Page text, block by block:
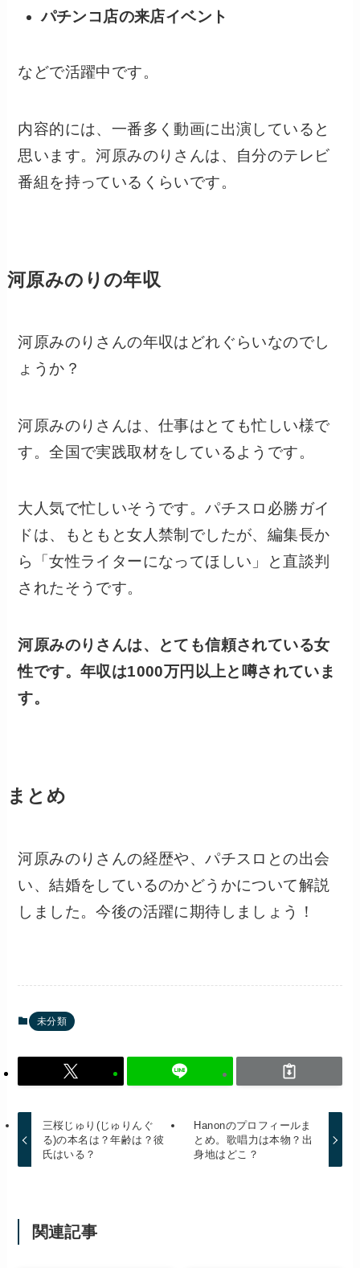
パチンコ店の来店イベント
などで活躍中です。
内容的には、一番多く動画に出演していると
思います。河原みのりさんは、自分のテレビ
番組を持っているくらいです。
河原みのりの年収
河原みのりさんの年収はどれぐらいなのでし
ょうか？
河原みのりさんは、仕事はとても忙しい様で
す。全国で実践取材をしているようです。
大人気で忙しいそうです。パチスロ必勝ガイ
ドは、もともと女人禁制でしたが、編集長か
ら「女性ライターになってほしい」と直談判
されたそうです。
河原みのりさんは、とても信頼されている女
性です。年収は1000万円以上と噂されていま
す。
まとめ
河原みのりさんの経歴や、パチスロとの出会
い、結婚をしているのかどうかについて解説
しました。今後の活躍に期待しましょう！
未分類
三桜じゅり(じゅりんぐ
る)の本名は？年齢は？彼
氏はいる？
Hanonのプロフィールま
とめ。歌唱力は本物？出
身地はどこ？
関連記事